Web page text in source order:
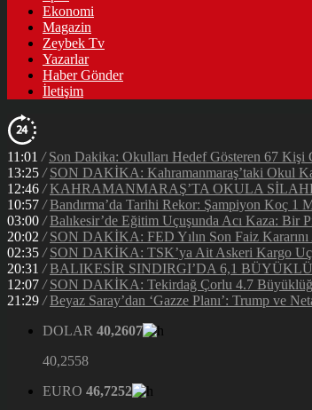
Ekonomi
Magazin
Zeybek Tv
Yazarlar
Haber Gönder
İletişim
11:01 / Son Dakika: Okulları Hedef Gösteren 67 Kişi
13:25 / SON DAKİKA: Kahramanmaraş’taki Okul
12:46 / KAHRAMANMARAŞ’TA OKULA
10:57 / Bandırma’da Tarihi Rekor: Şampiyon Koç 1
03:00 / Balıkesir’de Eğitim Uçuşunda Acı Kaza: Bir
20:02 / SON DAKİKA: FED Yılın Son Faiz
02:35 / SON DAKİKA: TSK’ya Ait Askeri Kargo
20:31 / BALIKESİR SINDIRGI’DA 6,1
12:07 / SON DAKİKA: Tekirdağ Çorlu 4.7
21:29 / Beyaz Saray’dan ‘Gazze Planı’: Trump ve
DOLAR 40,2607
40,2558
EURO 46,7252